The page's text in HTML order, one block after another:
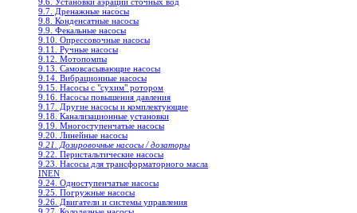
9.7. Дренажные насосы
9.8. Конденсатные насосы
9.9. Фекальные насосы
9.10. Опрессовочные насосы
9.11. Ручные насосы
9.12. Мотопомпы
9.13. Самовсасывающие насосы
9.14. Вибрационные насосы
9.15. Насосы с "сухим" ротором
9.16. Насосы повышения давления
9.17. Другие насосы и комплектующие
9.18. Канализационные установки
9.19. Многоступенчатые насосы
9.20. Линейные насосы
9.21. Дозировочные насосы / дозаторы
9.22. Перистальтические насосы
9.23. Насосы для трансформаторного масла
INEN
9.24. Одноступенчатые насосы
9.25. Погружные насосы
9.26. Двигатели и системы управления